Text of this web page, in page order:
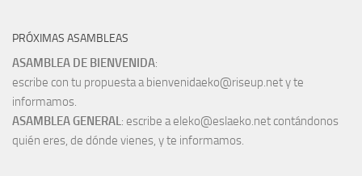
PRÓXIMAS ASAMBLEAS
ASAMBLEA DE BIENVENIDA:
escribe con tu propuesta a bienvenidaeko@riseup.net y te
informamos.
ASAMBLEA GENERAL: escribe a eleko@eslaeko.net contándonos
quién eres, de dónde vienes, y te informamos.